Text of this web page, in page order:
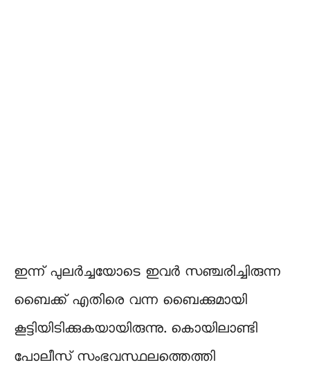
ഇന്ന് പുലർച്ചയോടെ ഇവർ സഞ്ചരിച്ചിരുന്ന
ബൈക്ക് എതിരെ വന്ന ബൈക്കുമായി
കൂട്ടിയിടിക്കുകയായിരുന്നു. കൊയിലാണ്ടി
പോലീസ് സംഭവസ്ഥലത്തെത്തി